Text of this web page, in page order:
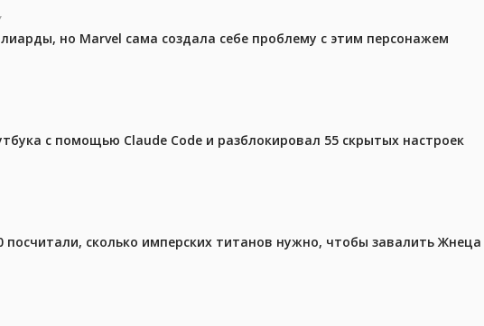
но Marvel сама создала себе проблему с этим персонажем
с помощью Claude Code и разблокировал 55 скрытых настроек
посчитали, сколько имперских титанов нужно, чтобы завалить Жнеца